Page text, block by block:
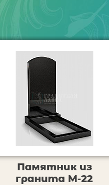
Памятник из
гранита М-22